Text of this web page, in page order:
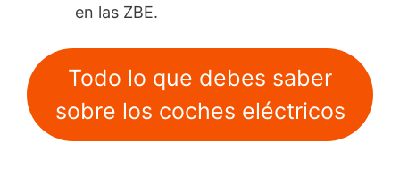
en las ZBE.
Todo lo que debes saber
sobre los coches eléctricos